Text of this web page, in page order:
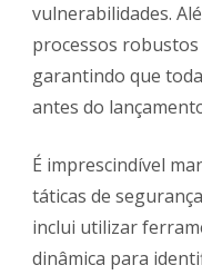
vulnerabilidades.
processos
garantindo que
antes do
É imprescindível
táticas de
inclui utilizar
dinâmica para